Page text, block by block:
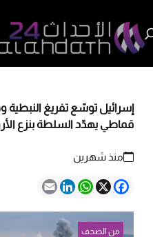
إسرائيل توسّع تفريغ
قماطي يهدّد السلطة بنزع
منذ شهرين
Facebook
X
WhatsApp
LinkedIn
Email
من الصحف